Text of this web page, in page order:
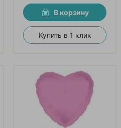
В корзину
Купить в 1 клик